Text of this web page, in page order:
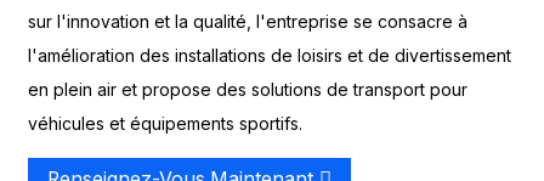
sur l'innovation et la qualité, l'entreprise se consacre à
l'amélioration des installations de loisirs et de divertissement
en plein air et propose des solutions de transport pour
véhicules et équipements sportifs.